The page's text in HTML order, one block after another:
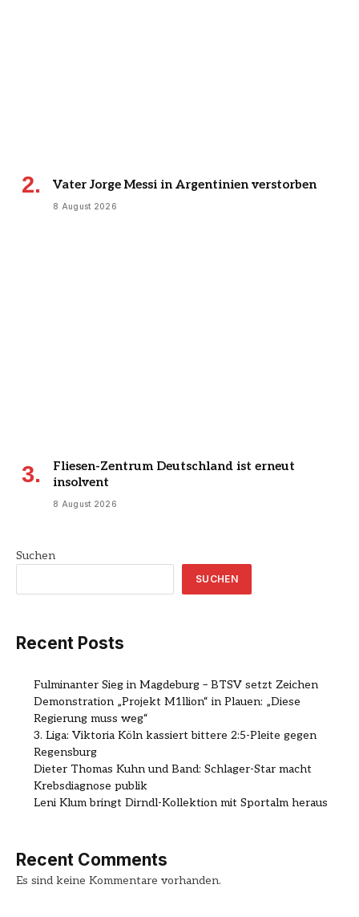
Vater Jorge Messi in Argentinien verstorben
8 August 2026
Fliesen-Zentrum Deutschland ist erneut
insolvent
8 August 2026
Suchen
SUCHEN
Recent Posts
Fulminanter Sieg in Magdeburg – BTSV setzt Zeichen
Demonstration „Projekt M1llion“ in Plauen: „Diese
Regierung muss weg“
3. Liga: Viktoria Köln kassiert bittere 2:5-Pleite gegen
Regensburg
Dieter Thomas Kuhn und Band: Schlager-Star macht
Krebsdiagnose publik
Leni Klum bringt Dirndl-Kollektion mit Sportalm heraus
Recent Comments
Es sind keine Kommentare vorhanden.